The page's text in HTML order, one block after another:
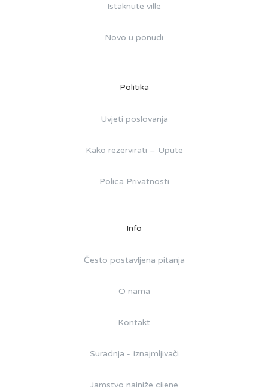
Istaknute ville
Novo u ponudi
Politika
Uvjeti poslovanja
Kako rezervirati – Upute
Polica Privatnosti
Info
Često postavljena pitanja
O nama
Kontakt
Suradnja - Iznajmljivači
Jamstvo najniže cijene